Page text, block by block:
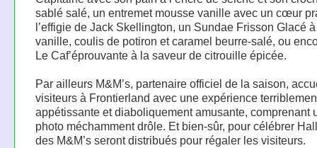
sablé salé, un entremet mousse vanille avec un cœur
l’effigie de Jack Skellington, un Sundae Frisson Glacé
vanille, coulis de potiron et caramel beurre-salé, ou
Le Caf’éprouvante à la saveur de citrouille épicée.
Par ailleurs M&M’s, partenaire officiel de la saison,
visiteurs à Frontierland avec une expérience
appétissante et diaboliquement amusante, comprenant
photo méchamment drôle. Et bien-sûr, pour célébrer
des M&M’s seront distribués pour régaler les visiteurs.